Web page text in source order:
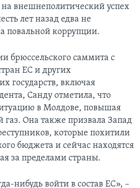
внешнеполитический успех
лет назад едва не
повальной коррупции.
брюссельского саммита с
ЕС и других
государств, включая
Санду отметила, что
в Молдове, повышая
Она также призвала Запад
которые похитили
бюджета и сейчас находятся
за пределами страны.
нибудь войти в состав ЕС», –